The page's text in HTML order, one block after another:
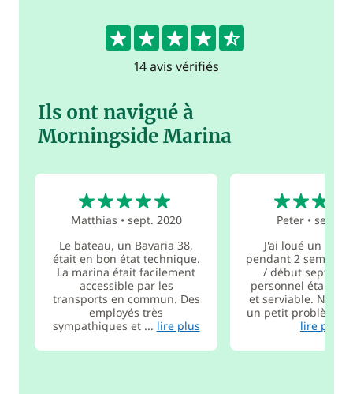
4.6
14 avis vérifiés
Ils ont navigué à
Morningside Marina
Matthias • sept. 2020
Le bateau, un Bavaria 38,
était en bon état technique.
La marina était facilement
accessible par les
transports en commun. Des
employés très
sympathiques et ... lire plus
Peter• sept.
J'ai loué un
pendant 2
/ début
personnel était
et serviable. Nous
un petit problème,
lire plus